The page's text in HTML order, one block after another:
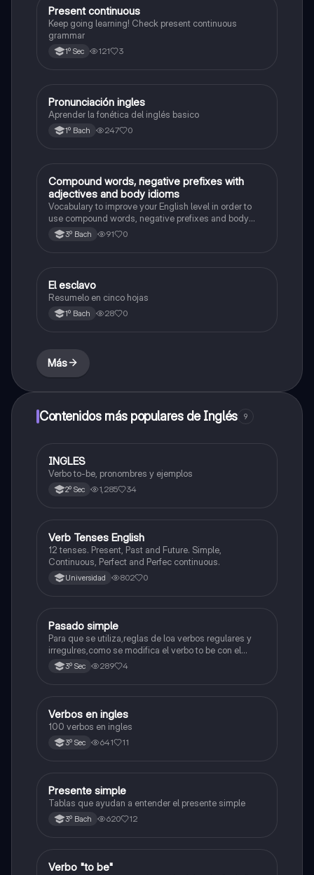
Inglés
Present continuous
Keep going learning! Check present continuous
grammar
1º Sec 121 3
Inglés
Pronunciación ingles
Aprender la fonética del inglés basico
1º Bach 247 0
Inglés
Compound words, negative prefixes with
adjectives and body idioms
Vocabulary to improve your English level in order to
use compound words, negative prefixes and body
idioms3º Bach 91 0
Literatura
El esclavo
Resumelo en cinco hojas
1º Bach 28 0
Más
Contenidos más populares de Inglés 9
Inglés
INGLES
Verbo to-be, pronombres y ejemplos
2º Sec 1,285 34
VInglés
Verb Tenses English
12 tenses. Present, Past and Future. Simple,
Continuous, Perfect and Perfec continuous.
Universidad 802 0
Inglés
Pasado simple
Para que se utiliza,reglas de loa verbos regulares y
irregulres,como se modifica el verbo to be con el
pasado simple.
3º Sec 289 4
Inglés
Verbos en ingles
100 verbos en ingles
3º Sec 641 11
Inglés
Presente simple
Tablas que ayudan a entender el presente simple
3º Bach 620 12
Inglés
Verbo "to be"